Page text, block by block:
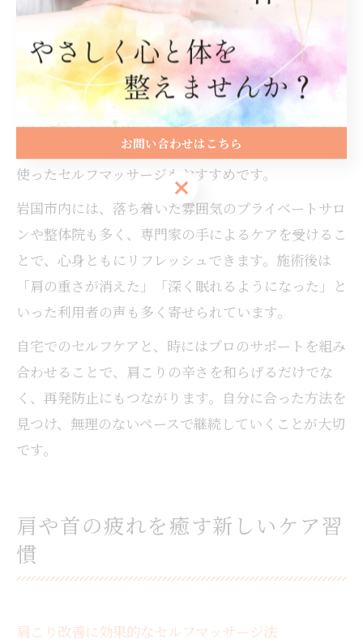
肩こりが辛い時のリラックス法とは
肩こりがひどい時は、無理に動かすよりもリラックス
して筋肉を緩めることが大切です。温かいタオルを肩
や首に当てて温めたり、ゆっくりと深呼吸を繰り返す
だけでも、緊張が和らぎます。また、アロマオイルを
使ったセルフマッサージもおすすめです。
岩国市内には、落ち着いた雰囲気のプライベートサロ
ンや整体院も多く、専門家の手によるケアを受けるこ
とで、心身ともにリフレッシュできます。施術後は
「肩の重さが消えた」「深く眠れるようになった」と
いった利用者の声も多く寄せられています。
自宅でのセルフケアと、時にはプロのサポートを組み
合わせることで、肩こりの辛さを和らげるだけでな
く、再発防止にもつながります。自分に合った方法を
見つけ、無理のないペースで継続していくことが大切
です。
肩や首の疲れを癒す新しいケア習
慣
肩こり改善に効果的なセルフマッサージ法
お問い合わせはこちら
お問い合わせはこちら